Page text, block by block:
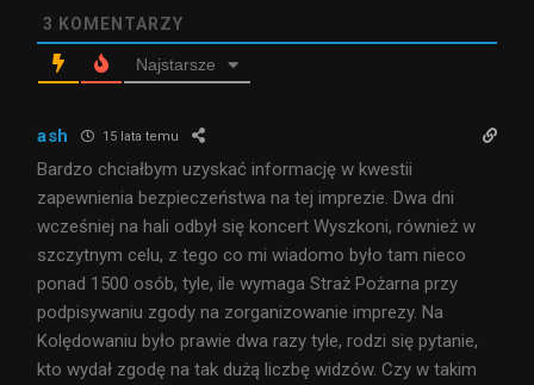
3 KOMENTARZY
Najstarsze
ash 15 lata temu
Bardzo chciałbym uzyskać informację w kwestii
zapewnienia bezpieczeństwa na tej imprezie. Dwa dni
wcześniej na hali odbył się koncert Wyszkoni, również w
szczytnym celu, z tego co mi wiadomo było tam nieco
ponad 1500 osób, tyle, ile wymaga Straż Pożarna przy
podpisywaniu zgody na zorganizowanie imprezy. Na
Kolędowaniu było prawie dwa razy tyle, rodzi się pytanie,
kto wydał zgodę na tak dużą liczbę widzów. Czy w takim